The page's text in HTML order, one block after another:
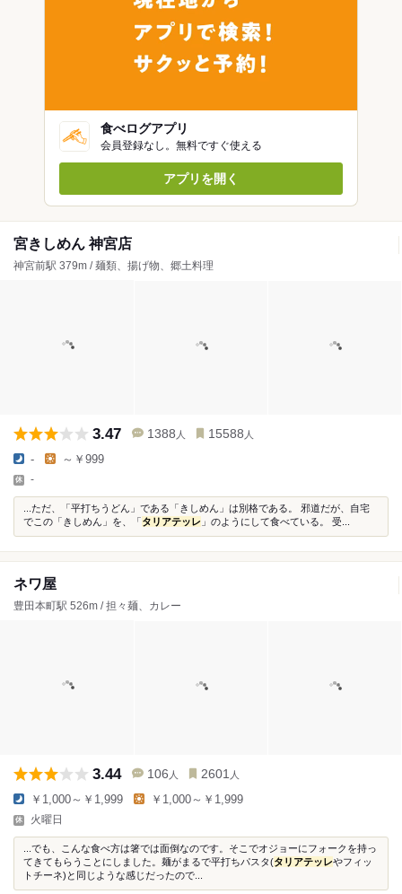
食べログアプリ
会員登録なし。無料ですぐ使える
アプリを開く
宮きしめん 神宮店
神宮前駅 379m / 麺類、揚げ物、郷土料理
3.47 1388 人 15588 人
- ～￥999
-
...ただ、「平打ちうどん」である「きしめん」は別格である。 邪道だが、自宅
でこの「きしめん」を、「タリアテッレ 」のようにして食べている。 受...
ネワ屋
豊田本町駅 526m / 担々麺、カレー
3.44 106 人 2601 人
￥1,000～￥1,999 ￥1,000～￥1,999
火曜日
...でも、こんな食べ方は箸では面倒なのです。そこでオジョーにフォークを持っ
てきてもらうことにしました。麺がまるで平打ちパスタ(タリアテッレやフィッ
トチーネ)と同じような感じだったので...